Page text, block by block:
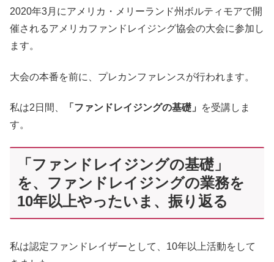
2020年3月にアメリカ・メリーランド州ボルティモアで開
催されるアメリカファンドレイジング協会の大会に参加し
ます。
大会の本番を前に、プレカンファレンスが行われます。
私は2日間、 「ファンドレイジングの基礎」
を受講しま
す。
「ファンドレイジングの基礎」
を、ファンドレイジングの業務を
10年以上やったいま、振り返る
私は認定ファンドレイザーとして、10年以上活動をして